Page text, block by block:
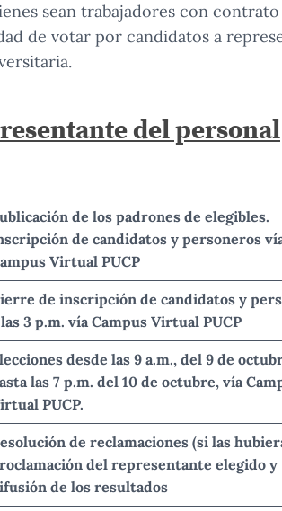
sean trabajadores con
de votar por candidatos a
del personal
de los padrones de elegibles.
de candidatos y personeros
Virtual PUCP
de inscripción de candidatos y
3 p.m. vía Campus Virtual PUCP
desde las 9 a.m., del 9 de
las 7 p.m. del 10 de octubre,vía
PUCP.
de reclamaciones (si las
del representante elegido y
de los resultados